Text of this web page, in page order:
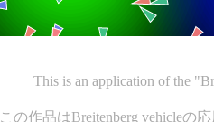
This is an application of the
この作品はBreitenberg vehicleの